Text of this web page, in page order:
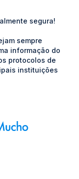
segura!
sempre
informação do
protocolos de
instituições